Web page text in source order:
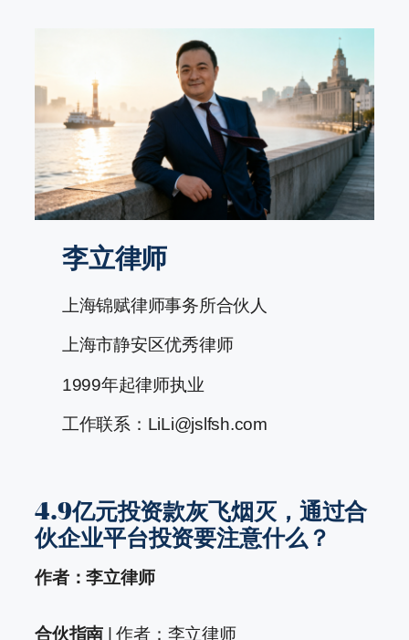
李立律师
上海锦赋律师事务所合伙人
上海市静安区优秀律师
1999年起律师执业
工作联系：LiLi@jslfsh.com
4.9亿元投资款灰飞烟灭，通过合
伙企业平台投资要注意什么？
作者：李立律师
合伙指南 | 作者：李立律师